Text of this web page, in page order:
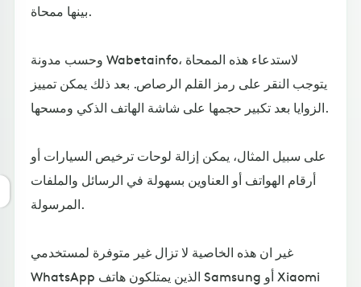
بينها ممحاة.
وحسب مدونة Wabetainfo، لاستدعاء هذه الممحاة
يتوجب النقر على رمز القلم الرصاص. بعد ذلك يمكن تمييز
الزوايا بعد تكبير حجمها على شاشة الهاتف الذكي ومسحها.
على سبيل المثال، يمكن إزالة لوحات ترخيص السيارات أو
أرقام الهواتف أو العناوين بسهولة في الرسائل والملفات
المرسولة.
غير ان هذه الخاصية لا تزال غير متوفرة لمستخدمي
WhatsApp الذين يمتلكون هاتف Samsung أو Xiaomi